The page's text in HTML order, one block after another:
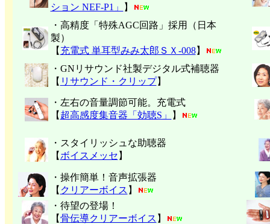
ション NEF-P1」
】
・高精度「特殊AGC回路」採用（日本
製）
【 充電式 単耳型みみ太郎ＳＸ-008】
・GNリサウンド社製デジタル式補聴器
【 リサウンド・クリップ】
・左右の音量調節可能。充電式
【 超高感度集音器「効聴S」 】
・スタイリッシュな助聴器
【 ボイスメッセ 】
・操作簡単！音声拡張器
【 クリアーボイス 】
・待望の登場！
【骨伝導クリアーボイス 】